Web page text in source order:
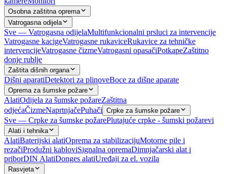
Osobna zaštitna oprema
Vatrogasna odijela
Sve — Vatrogasna odijelaMultifunkcionalni prsluci za intervencije
Vatrogasne kacigeVatrogasne rukaviceRukavice za tehničke
intervencijeVatrogasne čizmeVatrogasni opasačiPotkapeZaštitno
donje rublje
Zaštita dišnih organa
Dišni aparatiDetektori za plinoveBoce za dišne aparate
Oprema za šumske požare
AlatiOdijela za šumske požareZaštitna
odjećaČizmeNaprtnjačePuhači Crpke za šumske požare
Sve — Crpke za šumske požarePlutajuće crpke - šumski požarevi
Alati i tehnika
AlatiBaterijski alatiOprema za stabilizacijuMotorne pile i
rezačiProdužni kabloviSignalna opremaDimnjačarski alat i
priborDIN AlatiDonges alatiUređaji za el. vozila
Rasvjeta